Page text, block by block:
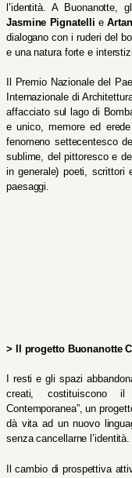
l’identità. A Buonanotte,
Jasmine Pignatelli e
dialogano con i ruderi del
e una natura forte e
Il Premio Nazionale del
Internazionale di
affacciato sul lago di
e unico, memore ed
fenomeno settecentesco
sublime, del pittoresco e
in generale) poeti, scrittori
paesaggi.
> Il progetto Buonanotte
I resti e gli spazi
creati, costituiscono
Contemporanea”, un
dà vita ad un nuovo
senza cancellarne l’identità.
Il cambio di prospettiva